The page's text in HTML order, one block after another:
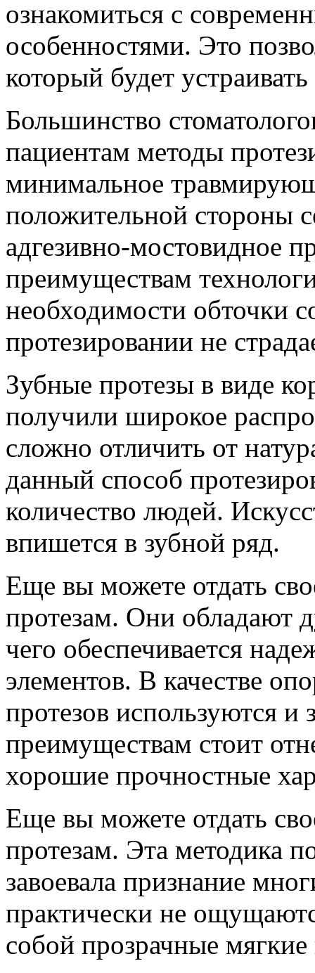
ознакомиться с
особенностями. Это
который будет
Большинство
пациентам методы
минимальное
положительной стороны
адгезивно-мостовидное
преимуществам
необходимости обточки
протезировании не
Зубные протезы в виде
получили широкое
сложно отличить от
данный способ
количество людей.
впишется в зубной ряд.
Еще вы можете отдать
протезам. Они обладают
чего обеспечивается
элементов. В качестве
протезов используются
преимуществам стоит
хорошие прочностные
Еще вы можете отдать
протезам. Эта методика
завоевала признание
практически не
собой прозрачные